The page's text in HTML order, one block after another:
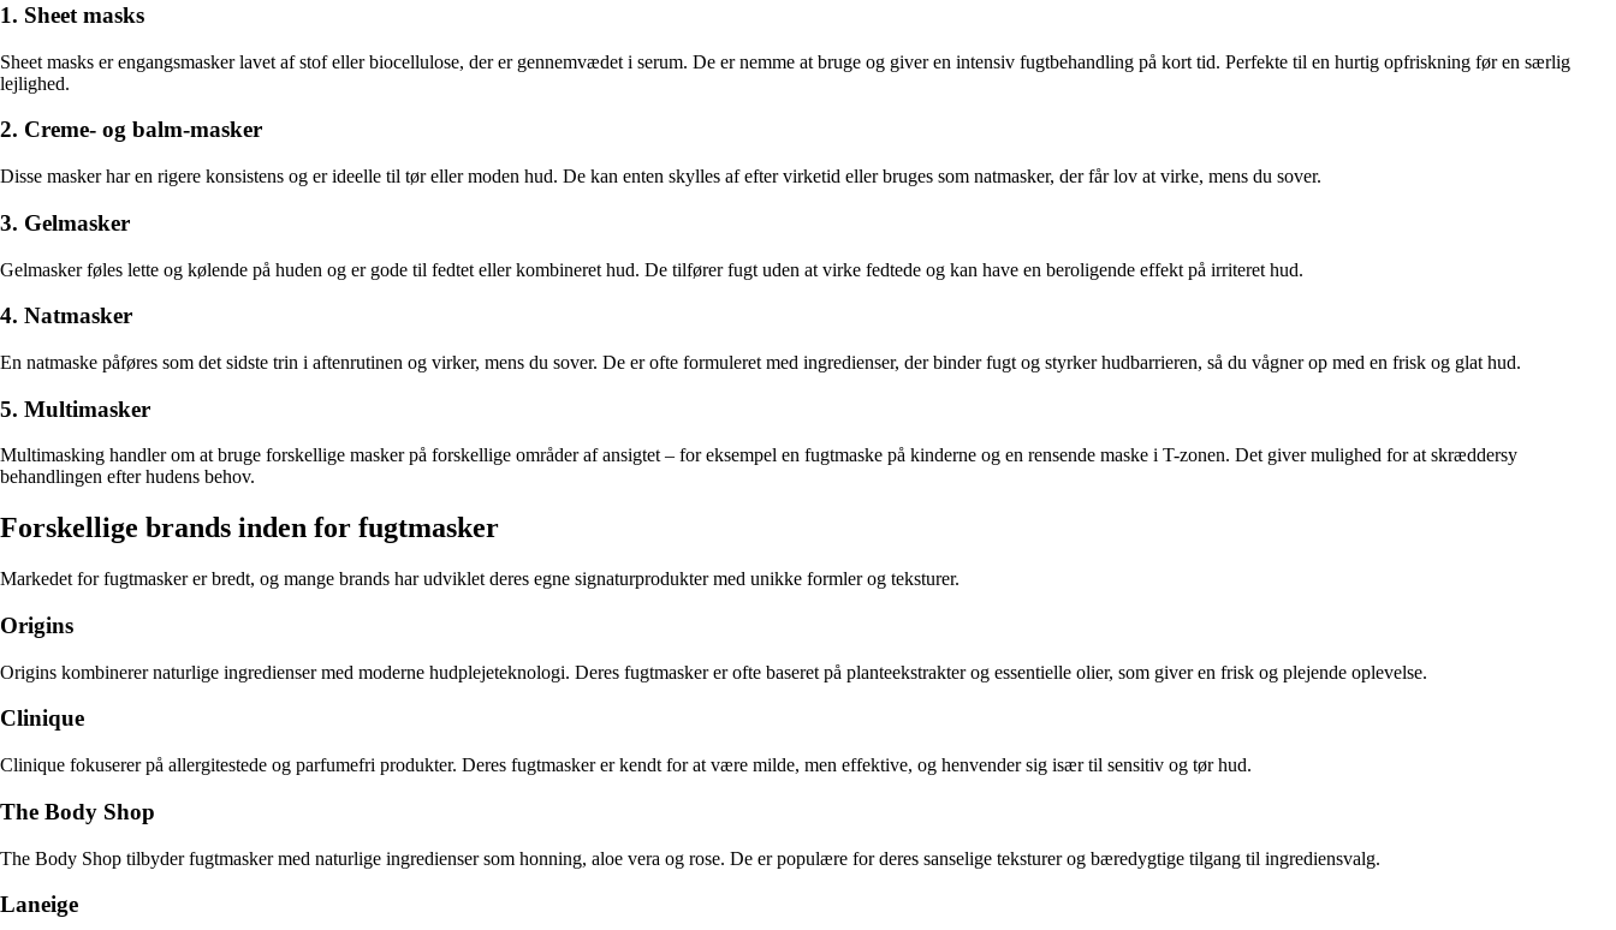
1. Sheet masks
Sheet masks er engangsmasker lavet af stof eller biocellulose, der er gennemvædet i serum. De er nemme at bruge og giver en intensiv fugtbehandling på kort tid. Perfekte til en hurtig opfriskning før en særlig
lejlighed.
2. Creme- og balm-masker
Disse masker har en rigere konsistens og er ideelle til tør eller moden hud. De kan enten skylles af efter virketid eller bruges som natmasker, der får lov at virke, mens du sover.
3. Gelmasker
Gelmasker føles lette og kølende på huden og er gode til fedtet eller kombineret hud. De tilfører fugt uden at virke fedtede og kan have en beroligende effekt på irriteret hud.
4. Natmasker
En natmaske påføres som det sidste trin i aftenrutinen og virker, mens du sover. De er ofte formuleret med ingredienser, der binder fugt og styrker hudbarrieren, så du vågner op med en frisk og glat hud.
5. Multimasker
Multimasking handler om at bruge forskellige masker på forskellige områder af ansigtet – for eksempel en fugtmaske på kinderne og en rensende maske i T-zonen. Det giver mulighed for at skræddersy
behandlingen efter hudens behov.
Forskellige brands inden for fugtmasker
Markedet for fugtmasker er bredt, og mange brands har udviklet deres egne signaturprodukter med unikke formler og teksturer.
Origins
Origins kombinerer naturlige ingredienser med moderne hudplejeteknologi. Deres fugtmasker er ofte baseret på planteekstrakter og essentielle olier, som giver en frisk og plejende oplevelse.
Clinique
Clinique fokuserer på allergitestede og parfumefri produkter. Deres fugtmasker er kendt for at være milde, men effektive, og henvender sig især til sensitiv og tør hud.
The Body Shop
The Body Shop tilbyder fugtmasker med naturlige ingredienser som honning, aloe vera og rose. De er populære for deres sanselige teksturer og bæredygtige tilgang til ingrediensvalg.
Laneige